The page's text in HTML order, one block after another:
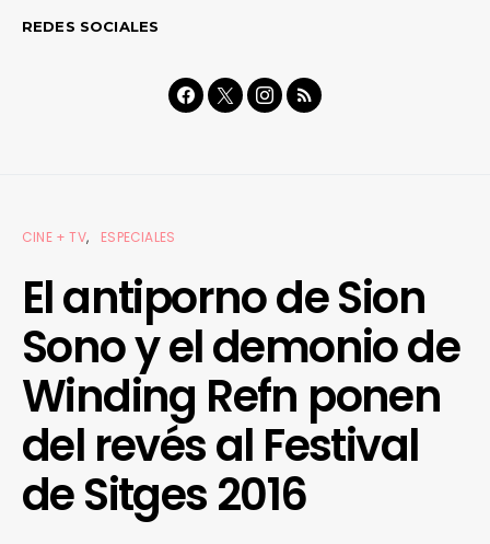
REDES SOCIALES
CINE + TV ESPECIALES
El antiporno de Sion
Sono y el demonio de
Winding Refn ponen
del revés al Festival
de Sitges 2016